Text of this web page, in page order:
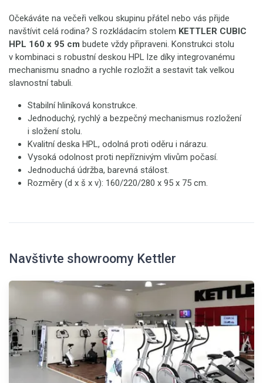
Očekáváte na večeři velkou skupinu přátel nebo vás přijde
navštívit celá rodina? S rozkládacím stolem KETTLER CUBIC
HPL 160 x 95 cm budete vždy připraveni. Konstrukci stolu
v kombinaci s robustní deskou HPL lze díky integrovanému
mechanismu snadno a rychle rozložit a sestavit tak velkou
slavnostní tabuli.
Stabilní hliníková konstrukce.
Jednoduchý, rychlý a bezpečný mechanismus rozložení
i složení stolu.
Kvalitní deska HPL, odolná proti oděru i nárazu.
Vysoká odolnost proti nepříznivým vlivům počasí.
Jednoduchá údržba, barevná stálost.
Rozměry (d x š x v): 160/220/280 x 95 x 75 cm.
Navštivte showroomy Kettler